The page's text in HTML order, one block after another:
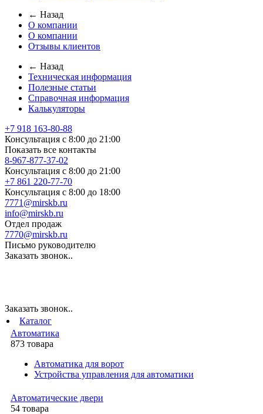
← Назад
О компании
О компании
Отзывы клиентов
← Назад
Техническая информация
Полезные статьи
Справочная информация
Калькуляторы
+7 918 163-80-88
Консультация с 8:00 до 21:00
Показать все контакты
8-967-877-37-02
Консультация с 8:00 до 21:00
+7 861 220-77-70
Консультация с 8:00 до 18:00
7771@mirskb.ru
info@mirskb.ru
Отдел продаж
7770@mirskb.ru
Письмо руководителю
Заказать звонок..
Заказать звонок..
Каталог
Автоматика
873 товара
Автоматика для ворот
Устройства управления для автоматики
Автоматические двери
54 товара